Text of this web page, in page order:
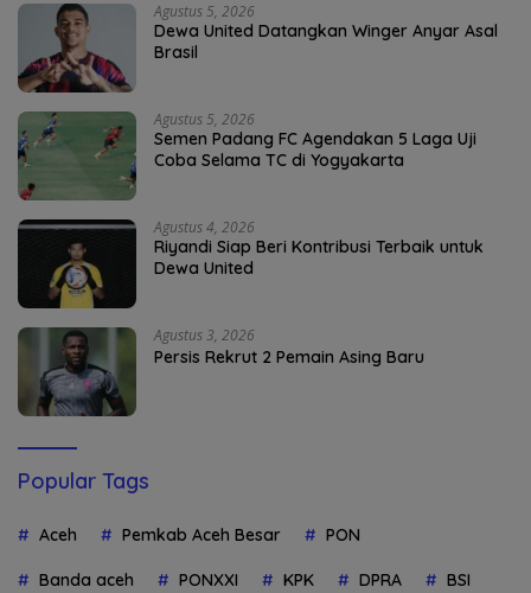
Agustus 5, 2026
Dewa United Datangkan Winger Anyar Asal
Brasil
Agustus 5, 2026
Semen Padang FC Agendakan 5 Laga Uji
Coba Selama TC di Yogyakarta
Agustus 4, 2026
Riyandi Siap Beri Kontribusi Terbaik untuk
Dewa United
Agustus 3, 2026
Persis Rekrut 2 Pemain Asing Baru
Popular Tags
Aceh Pemkab Aceh Besar PON
Banda aceh PONXXI KPK DPRA BSI